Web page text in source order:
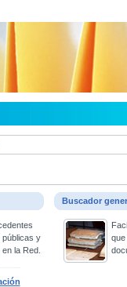
públicas y
la Red.
Buscador